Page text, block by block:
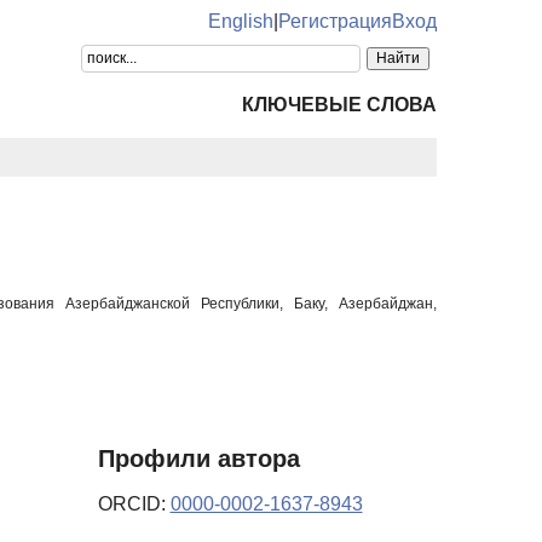
English РегистрацияВход
КЛЮЧЕВЫЕ СЛОВА
Азербайджанской Республики, Баку, Азербайджан,
Профили автора
ORCID: 0000-0002-1637-8943